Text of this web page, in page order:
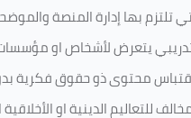
تلتزم بها إدارة المنصة
يتعرض لأشخاص او
محتوى ذو حقوق فكرية
للتعاليم الدينية او